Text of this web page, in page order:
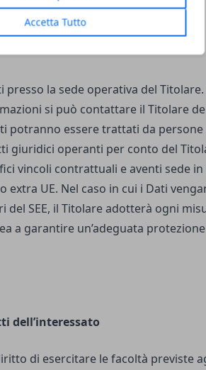
Accetta Tutto
e trasferimento dei Dati
la sede operativa del Titolare.
si può contattare il Titolare
potranno essere trattati da persone
giuridici operanti per conto del
vincoli contrattuali e aventi sede in
extra UE. Nel caso in cui i Dati
del SEE, il Titolare adotterà ogni
a garantire un’adeguata protezione
dell’interessato
di esercitare le facoltà previste